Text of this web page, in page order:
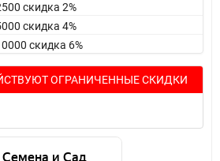
скидка 2%
скидка 4%
скидка 6%
ОГРАНИЧЕННЫЕ СКИДКИ